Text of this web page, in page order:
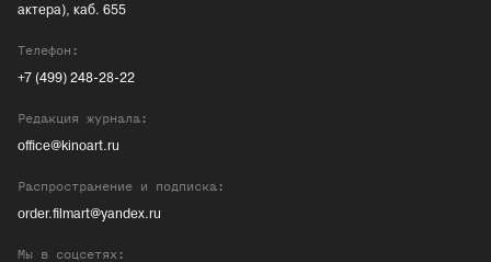
актера), каб. 655
Телефон:
+7 (499) 248-28-22
Редакция журнала:
office@kinoart.ru
Распространение и подписка:
order.filmart@yandex.ru
Мы в соцсетях: